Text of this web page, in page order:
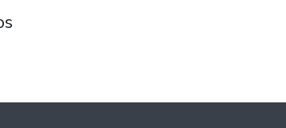
que la docencia virtual llegó